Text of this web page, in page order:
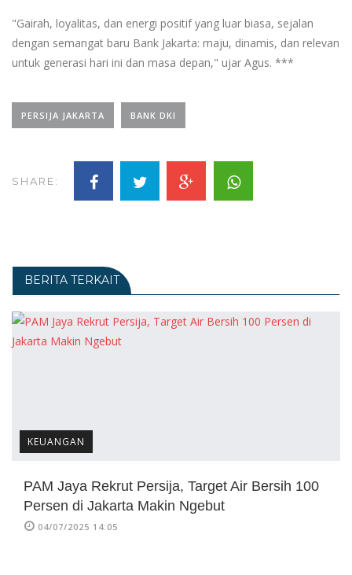
"Gairah, loyalitas, dan energi positif yang luar biasa, sejalan
dengan semangat baru Bank Jakarta: maju, dinamis, dan relevan
untuk generasi hari ini dan masa depan," ujar Agus. ***
PERSIJA JAKARTA BANK DKI
SHARE:
BERITA TERKAIT
KEUANGAN
PAM Jaya Rekrut Persija, Target Air Bersih 100
Persen di Jakarta Makin Ngebut
04/07/2025 14:05